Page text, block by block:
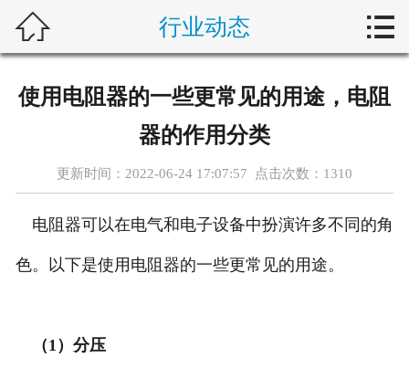
藤仓产品
合作产品
服务案例
 行业动态 
使用电阻器的一些更常见的用途，电阻
器的作用分类
更新时间：2022-06-24 17:07:57 点击次数： 1310
电阻器可以在电气和电子设备中扮演许多不同的角
色。以下是使用电阻器的一些更常见的用途。
（1）分压